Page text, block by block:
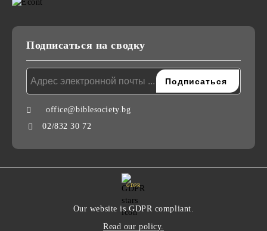
Подписаться на сводку
office@biblesociety.bg
02/832 30 72
GDPR
Our website is GDPR compliant.
Read our policy.